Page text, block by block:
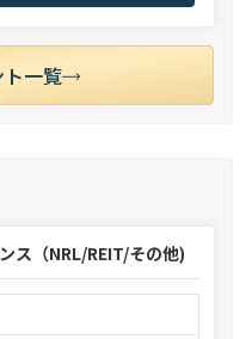
一覧
ス（NRL/REIT/その他)